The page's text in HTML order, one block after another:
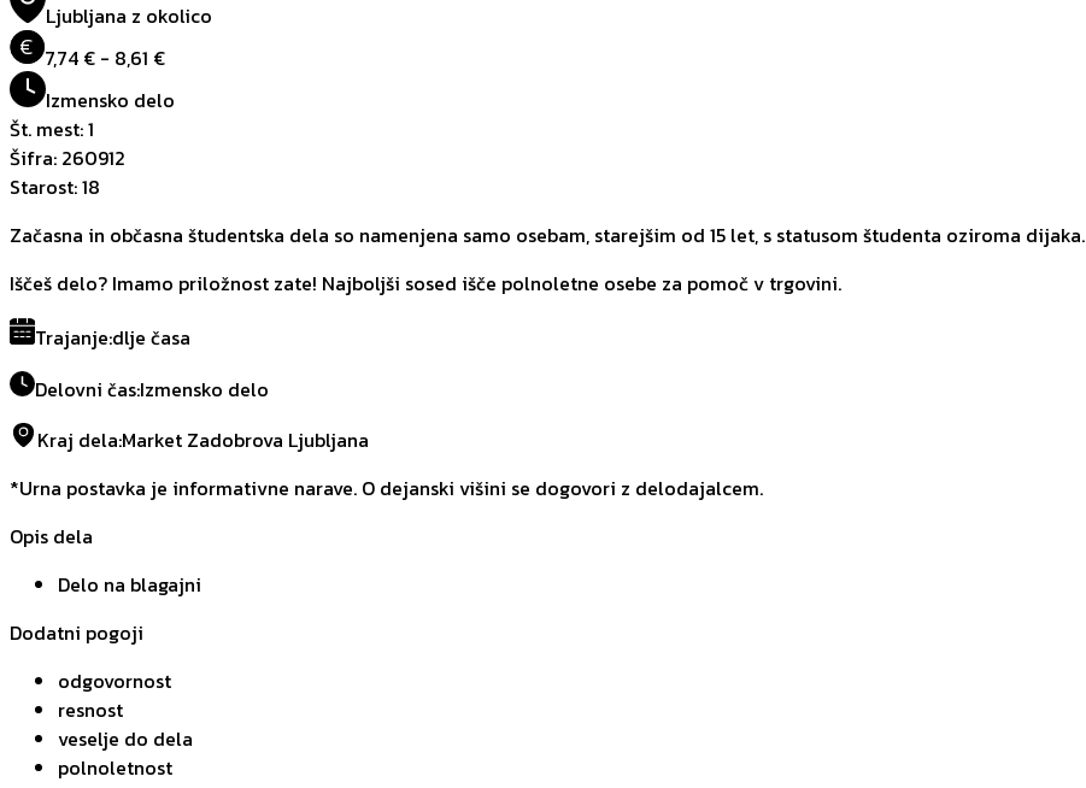
Ljubljana z okolico
€ 7,74 € - 8,61 €
Izmensko delo
Št. mest:1
Šifra: 260912
Starost:18
Začasna in občasna študentska dela so namenjena samo osebam, starejšim od 15 let, s statusom študenta oziroma dijaka.
Iščeš delo? Imamo priložnost zate! Najboljši sosed išče polnoletne osebe za pomoč v trgovini.
Trajanje:dlje časa
Delovni čas:Izmensko delo
Kraj dela:Market Zadobrova Ljubljana
*Urna postavka je informativne narave. O dejanski višini se dogovori z delodajalcem.
Opis dela
Delo na blagajni
Dodatni pogoji
odgovornost
resnost
veselje do dela
polnoletnost